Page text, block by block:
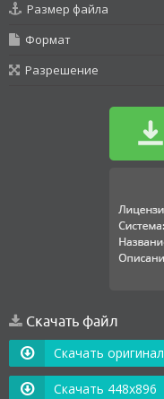
Размер файла
Формат
Разрешение
Скачать файл
Скачать оригинал
Скачать 448x896